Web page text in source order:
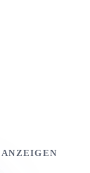
ANZEIGEN